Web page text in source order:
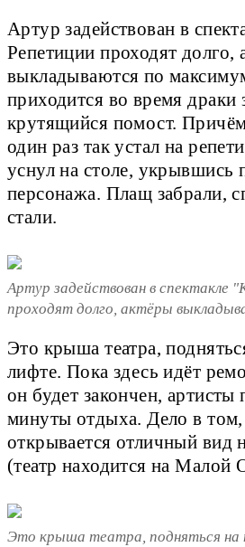
Артур задействован в
Репетиции проходят долго,
выкладываются по
приходится во время драки
крутящийся помост.
один раз так устал на
уснул на столе, укрывшись
персонажа. Плащ забрали,
стали.
Артур задействован в спектакле
проходят долго, актёры
Это крыша театра,
лифте. Пока здесь идёт
он будет закончен, артисты
минуты отдыха. Дело в
открывается отличный вид
(театр находится на Малой
Это крыша театра, подняться на